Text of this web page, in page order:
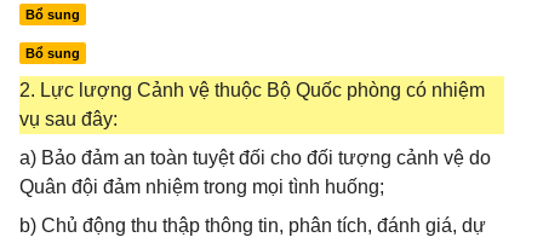
Bổ sung
Bổ sung
2. Lực lượng Cảnh vệ thuộc Bộ Quốc phòng có nhiệm
vụ sau đây:
a) Bảo đảm an toàn tuyệt đối cho đối tượng cảnh vệ do
Quân đội đảm nhiệm trong mọi tình huống;
b) Chủ động thu thập thông tin, phân tích, đánh giá, dự